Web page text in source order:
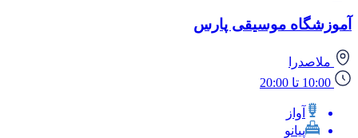
آموزشگاه موسیقی پارس
ملاصدرا
10:00 تا 20:00
آواز
پیانو